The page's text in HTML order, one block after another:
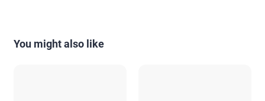
You might also like